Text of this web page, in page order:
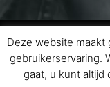
©
Deze website maakt
gebruikerservaring.
gaat, u kunt altijd